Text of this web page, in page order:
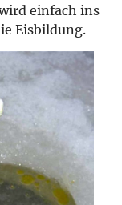
einfach ins
Eisbildung.